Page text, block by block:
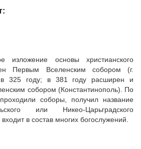
изложение основы христианского
Первым Вселенским собором (г.
325 году; в 381 году расширен и
собором (Константинополь). По
соборы, получил название
или Никео-Царьградского
в состав многих богослужений.